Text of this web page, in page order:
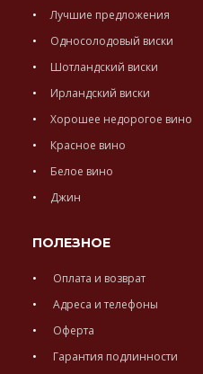
Лучшие предложения
Односолодовый виски
Шотландский виски
Ирландский виски
Хорошее недорогое вино
Красное вино
Белое вино
Джин
ПОЛЕЗНОЕ
Оплата и возврат
Адреса и телефоны
Оферта
Гарантия подлинности